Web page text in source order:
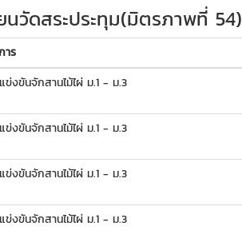
นวัดสระประทุม(มิตรภาพที่ 54)
าร
ข่งขันจักสานไม้ไผ่ ม.1 - ม.3
ข่งขันจักสานไม้ไผ่ ม.1 - ม.3
ข่งขันจักสานไม้ไผ่ ม.1 - ม.3
ข่งขันจักสานไม้ไผ่ ม.1 - ม.3